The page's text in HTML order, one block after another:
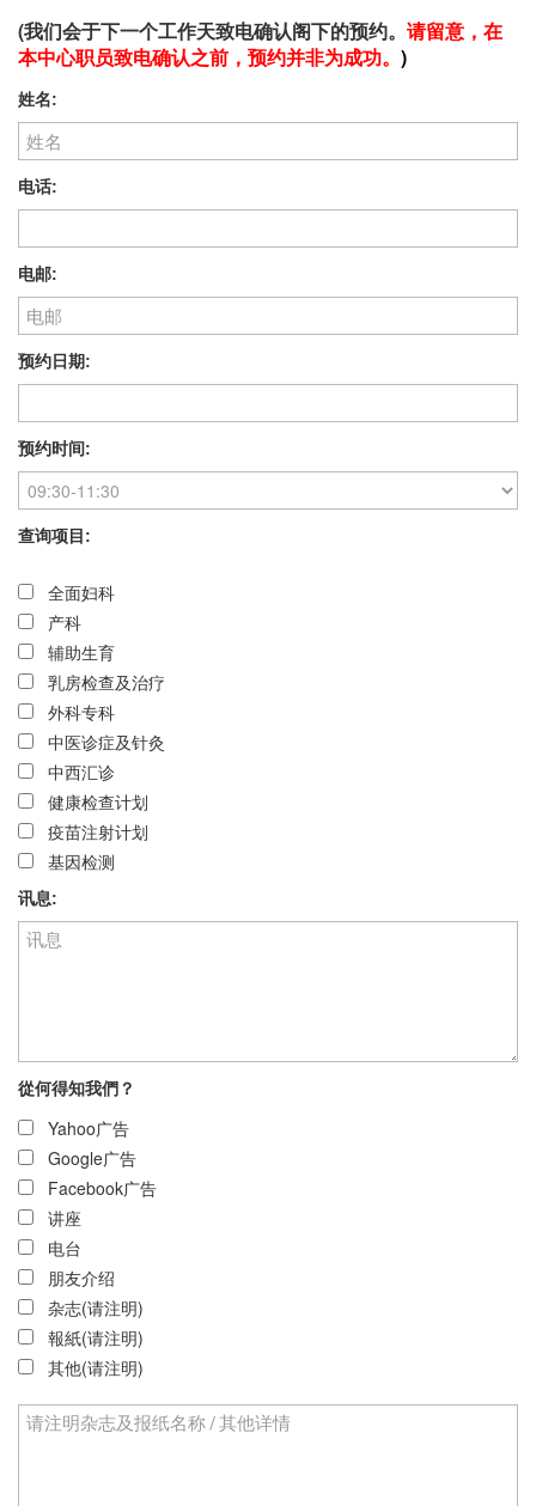
(我们会于下一个工作天致电确认阁下的预约。 请留意，在
本中心职员致电确认之前，预约并非为成功。 )
姓名:
电话:
电邮:
预约日期:
预约时间:
查询项目:
全面妇科
产科
辅助生育
乳房检查及治疗
外科专科
中医诊症及针灸
中西汇诊
健康检查计划
疫苗注射计划
基因检测
讯息:
從何得知我們？
Yahoo广告
Google广告
Facebook广告
讲座
电台
朋友介绍
杂志(请注明)
報紙(请注明)
其他(请注明)